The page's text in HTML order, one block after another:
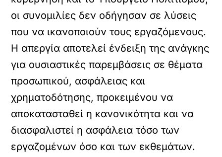
οι συνομιλίες δεν οδήγησαν σε λύσεις
που να ικανοποιούν τους εργαζόμενους.
Η απεργία αποτελεί ένδειξη της ανάγκης
για ουσιαστικές παρεμβάσεις σε θέματα
προσωπικού, ασφάλειας και
χρηματοδότησης, προκειμένου να
αποκατασταθεί η κανονικότητα και να
διασφαλιστεί η ασφάλεια τόσο των
εργαζομένων όσο και των εκθεμάτων.